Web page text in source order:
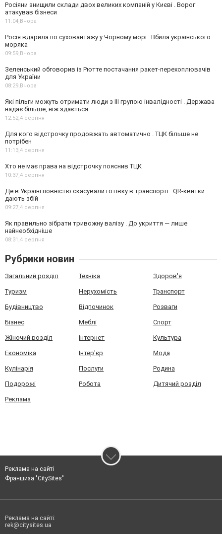
Росіяни знищили склади двох великих компаній у Києві . Ворог
атакував бізнеси
11:04,Вчора
Росія вдарила по суховантажу у Чорному морі . Вбила українського
моряка
09:59,Вчора
Зеленський обговорив із Рютте постачання ракет-перехоплювачів
для України
08:29,Вчора
Які пільги можуть отримати люди з III групою інвалідності . Держава
надає більше, ніж здається
12:52,4 серпня
Для кого відстрочку продовжать автоматично . ТЦК більше не
потрібен
11:13,4 серпня
Хто не має права на відстрочку пояснив ТЦК
10:37,4 серпня
Де в Україні повністю скасували готівку в транспорті . QR-квитки
дають збій
09:27,4 серпня
Як правильно зібрати тривожну валізу . До укриття — лише
найнеобхідніше
08:31,4 серпня
Рубрики новин
Загальний розділ Техніка Здоров'я
Туризм Нерухомість Транспорт
Будівництво Відпочинок Розваги
Бізнес Меблі Спорт
Жіночий розділ Інтернет Культура
Економіка Інтер'єр Мода
Кулінарія Послуги Родина
Подорожі Робота Дитячий розділ
Реклама
Реклама на сайті
Франшиза "CitySites"
Реклама на сайті:
rek@citysites.ua